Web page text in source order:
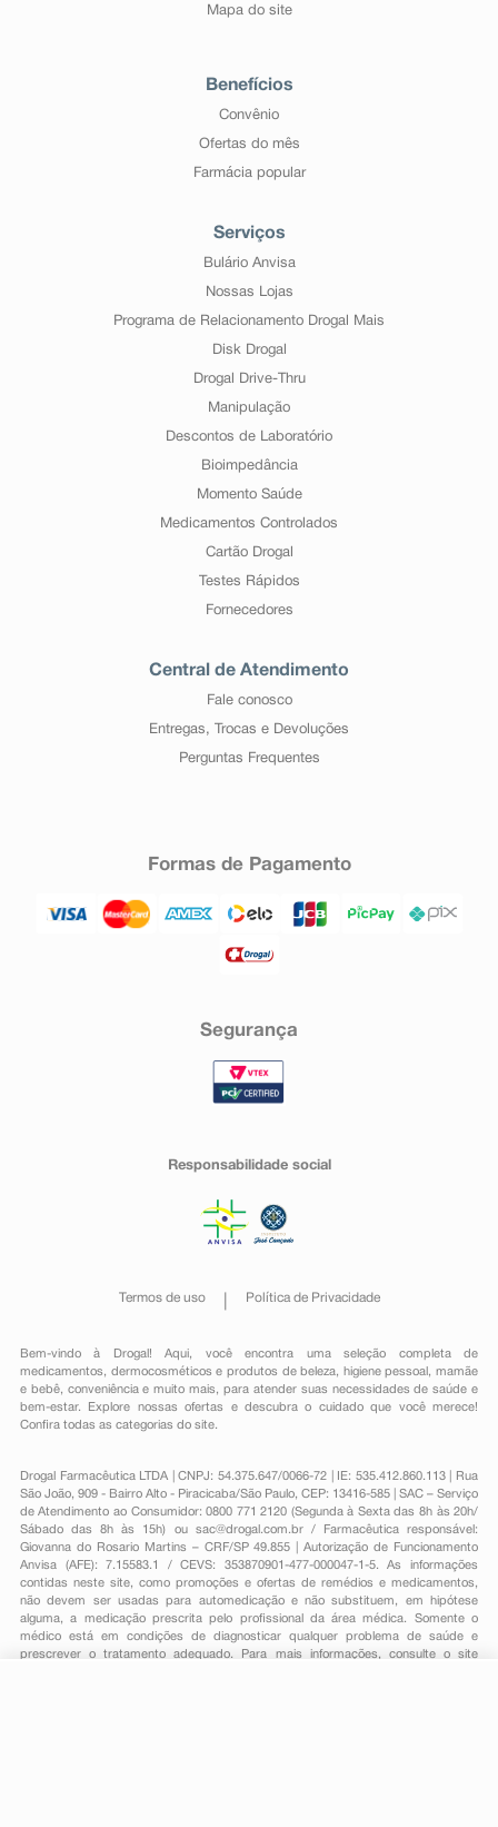
Mapa do site
Benefícios
Convênio
Ofertas do mês
Farmácia popular
Serviços
Bulário Anvisa
Nossas Lojas
Programa de Relacionamento Drogal Mais
Disk Drogal
Drogal Drive-Thru
Manipulação
Descontos de Laboratório
Bioimpedância
Momento Saúde
Medicamentos Controlados
Cartão Drogal
Testes Rápidos
Fornecedores
Central de Atendimento
Fale conosco
Entregas, Trocas e Devoluções
Perguntas Frequentes
Formas de Pagamento
Segurança
Responsabilidade social
Termos de uso Política de Privacidade
Bem-vindo à Drogal! Aqui, você encontra uma seleção completa de
medicamentos , dermocosméticos e produtos de beleza, higiene pessoal ,mamãe
e bebê, conveniênciae muito mais, para atender suas necessidades de saúde e
bem-estar. Explore nossas ofertas e descubra o cuidado que você merece!
Confira todas as categorias do site.
Drogal Farmacêutica LTDA | CNPJ: 54.375.647/0066-72 | IE: 535.412.860.113 | Rua
São João, 909 - Bairro Alto - Piracicaba/São Paulo, CEP: 13416-585 | SAC – Serviço
de Atendimento ao Consumidor: 0800 771 2120 (Segunda à Sexta das 8h às 20h/
Sábado das 8h às 15h) ou sac@drogal.com.br/ Farmacêutica responsável:
Giovanna do Rosario Martins – CRF/SP 49.855 | Autorização de Funcionamento
Anvisa (AFE): 7.15583.1 / CEVS: 353870901-477-000047-1-5. As informações
contidas neste site, como promoções e ofertas de remédios e medicamentos,
não devem ser usadas para automedicação e não substituem, em hipótese
alguma, a medicação prescrita pelo profissional da área médica. Somente o
médico está em condições de diagnosticar qualquer problema de saúde e
prescrever o tratamento adequado. Para mais informações, consulte o site